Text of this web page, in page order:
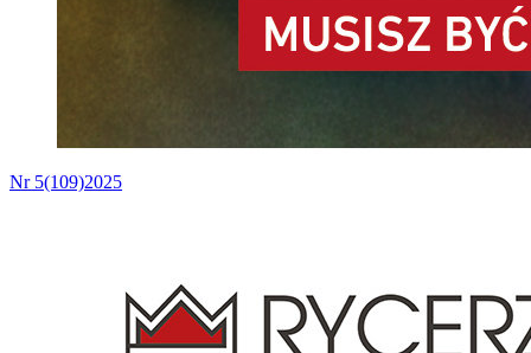
Nr 5(109)2025